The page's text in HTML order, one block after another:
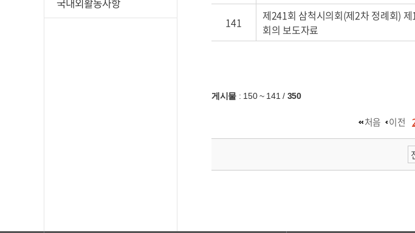
141
제241회 삼척시의회(제2차 정례회)
회의 보도자료
게시물 : 150 ~ 141 / 350
처음 이전